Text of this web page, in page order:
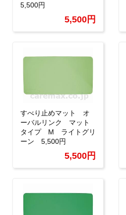
5,500円
5,500円
すべり止めマット オ
ーバルリンク マット
タイプ M ライトグリ
ーン 5,500円
5,500円